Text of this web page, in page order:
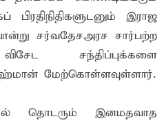
இராஜ
சர்வதேசஅரச சார்பற்ற
சந்திப்புக்களை
மேற்கொள்ளவுள்ளார்.
தொடரும் இனமதவாத